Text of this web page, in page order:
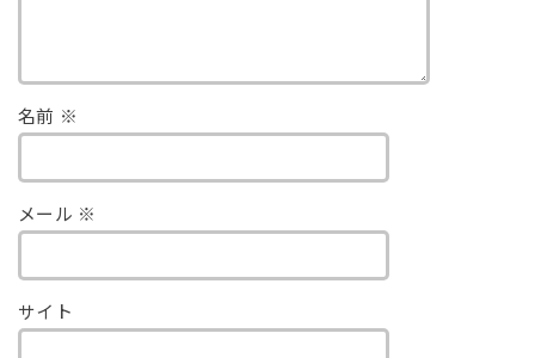
名前 ※
メール ※
サイト